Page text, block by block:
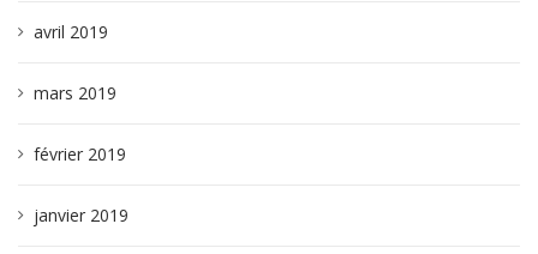
avril 2019
mars 2019
février 2019
janvier 2019